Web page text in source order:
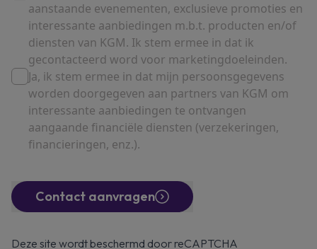
aanstaande evenementen, exclusieve promoties en
interessante aanbiedingen m.b.t. producten en/of
diensten van KGM. Ik stem ermee in dat ik
gecontacteerd word voor marketingdoeleinden.
Ja, ik stem ermee in dat mijn persoonsgegevens
worden doorgegeven aan partners van KGM om
interessante aanbiedingen te ontvangen
aangaande financiële diensten (verzekeringen,
financieringen, enz.).
Contact aanvragen
Deze site wordt beschermd door reCAPTCHA